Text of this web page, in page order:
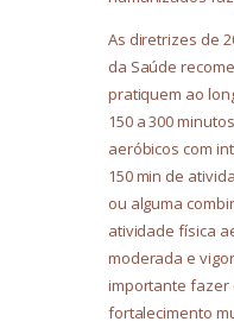
As diretrizes de
da Saúde
pratiquem ao
150 a 300
aeróbicos com
150 min de
ou alguma
atividade física
moderada e
importante fazer
fortalecimento